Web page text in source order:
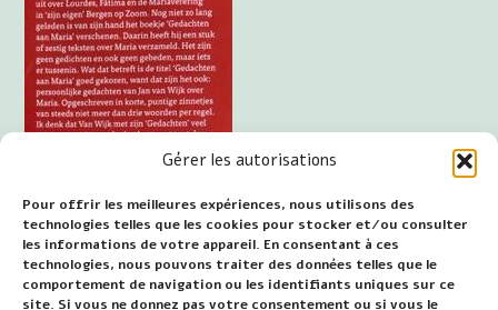
Gérer les autorisations
Pour offrir les meilleures expériences, nous utilisons des
technologies telles que les cookies pour stocker et/ou consulter
les informations de votre appareil. En consentant à ces
technologies, nous pouvons traiter des données telles que le
comportement de navigation ou les identifiants uniques sur ce
site. Si vous ne donnez pas votre consentement ou si vous le